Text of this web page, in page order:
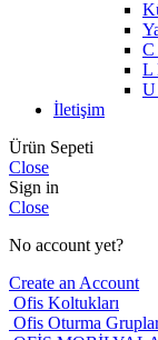
C
L
U
İletişim
Ürün Sepeti
Close
Sign in
Close
No account yet?
Create an Account
Ofis Koltukları
Ofis Oturma